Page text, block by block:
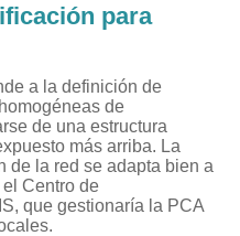
para
a la definición de
de
de una estructura
más arriba. La
de la red se adapta bien a
Centro de
que gestionaría la PCA